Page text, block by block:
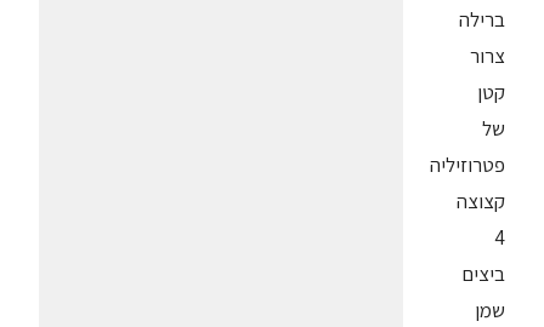
ברילה
צרור
קטן
של
פטרוזיליה
קצוצה
4
ביצים
שמן